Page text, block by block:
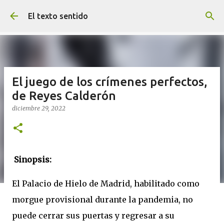
Ir al contenido principal
El texto sentido
El juego de los crímenes perfectos,
de Reyes Calderón
diciembre 29, 2022
Sinopsis:
El Palacio de Hielo de Madrid, habilitado como
morgue provisional durante la pandemia, no
puede cerrar sus puertas y regresar a su